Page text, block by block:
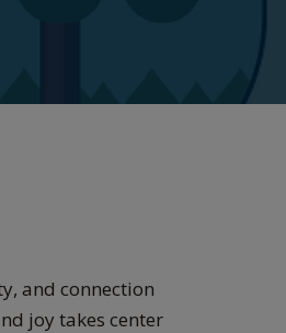
and connection
joy takes center